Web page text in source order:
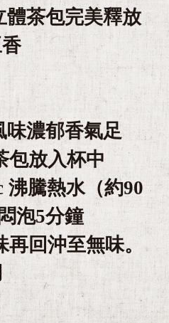
體茶包完美釋放
味濃郁香氣足
包放入杯中
沸騰熱水（約90
泡5分鐘
再回沖至無味。